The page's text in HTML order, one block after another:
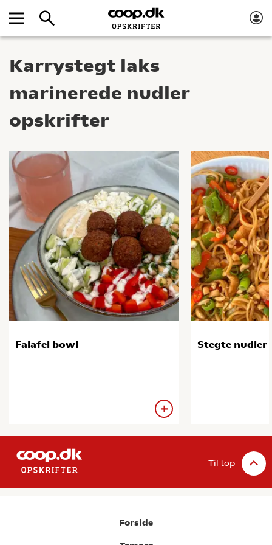
Karrystegt laks
marinerede nudler
opskrifter
Falafel bowl Stegte nudler
Til top
Forside